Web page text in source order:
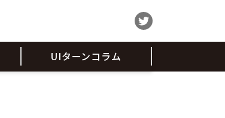
UIターンコラム